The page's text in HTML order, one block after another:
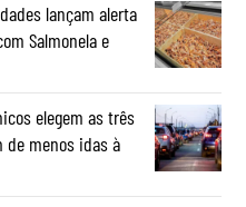
lançam alerta
Salmonela e
elegem as três
de menos idas à